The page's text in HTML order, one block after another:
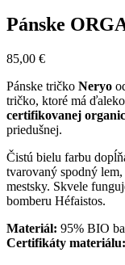
Pánske
85,00 €
Pánske tričko Neryo
tričko, ktoré má
certifikovanej
priedušnej.
Čistú bielu farbu
tvarovaný spodný
mestsky. Skvele
bomberu Héfaistos.
Materiál: 95% BIO
Certifikáty materiálu: